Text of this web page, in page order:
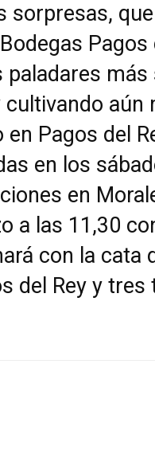
sorpresas,
Pagos
más
aún
Pagos del
en los
en
a las 11,30
con la cata
del Rey y tres